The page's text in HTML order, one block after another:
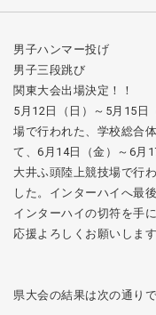
男子ハンマー投げ
男子三段跳び
関東大会出場決定！！
5 月12日（日）～5月15日
場で行われた、学校総合
て、6月14日（金）～6月
大井ふ頭陸上競技場で行
した。インターハイへ最
インターハイの切符を手
応援よろしくお願いします
県大会の結果は次の通りで